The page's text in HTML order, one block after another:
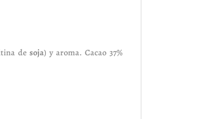
desoja) y aroma. Cacao 37%